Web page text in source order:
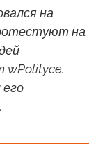
на
на
wPolityce.